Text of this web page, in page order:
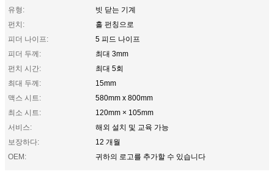
유형:
빗 닫는 기계
펀치:
홀 펀칭으로
피더 나이프:
5 피드 나이프
피더 두께:
최대 3mm
펀치 시간:
최대 5회
최대 두께:
15mm
맥스 시트:
580mm x 800mm
최소 시트:
120mm × 105mm
서비스:
해외 설치 및 교육 가능
보장하다:
12 개월
OEM:
귀하의 로고를 추가할 수 있습니다